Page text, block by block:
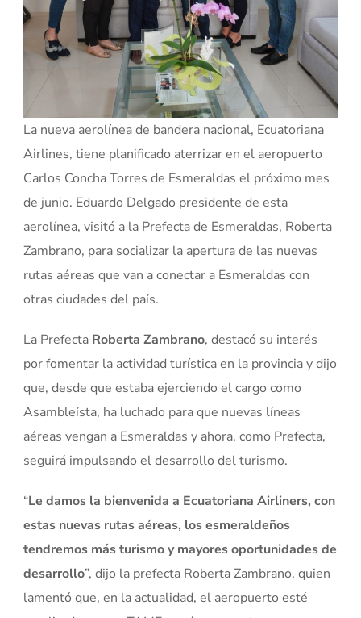
La nueva aerolínea de bandera nacional, Ecuatoriana
Airlines, tiene planificado aterrizar en el aeropuerto
Carlos Concha Torres de Esmeraldas el próximo mes
de junio. Eduardo Delgado presidente de esta
aerolínea, visitó a la Prefecta de Esmeraldas, Roberta
Zambrano, para socializar la apertura de las nuevas
rutas aéreas que van a conectar a Esmeraldas con
otras ciudades del país.
La Prefecta Roberta Zambrano, destacó su interés
por fomentar la actividad turística en la provincia y dijo
que, desde que estaba ejerciendo el cargo como
Asambleísta, ha luchado para que nuevas líneas
aéreas vengan a Esmeraldas y ahora, como Prefecta,
seguirá impulsando el desarrollo del turismo.
“Le damos la bienvenida a Ecuatoriana Airliners, con
estas nuevas rutas aéreas, los esmeraldeños
tendremos más turismo y mayores oportunidades de
desarrollo”, dijo la prefecta Roberta Zambrano, quien
lamentó que, en la actualidad, el aeropuerto esté